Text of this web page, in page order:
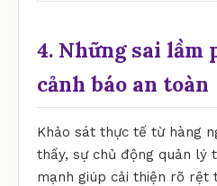
4. Những sai lầm
cảnh báo an toàn
Khảo sát thực tế từ hàng
thấy, sự chủ động quản lý
mạnh giúp cải thiện rõ rệt